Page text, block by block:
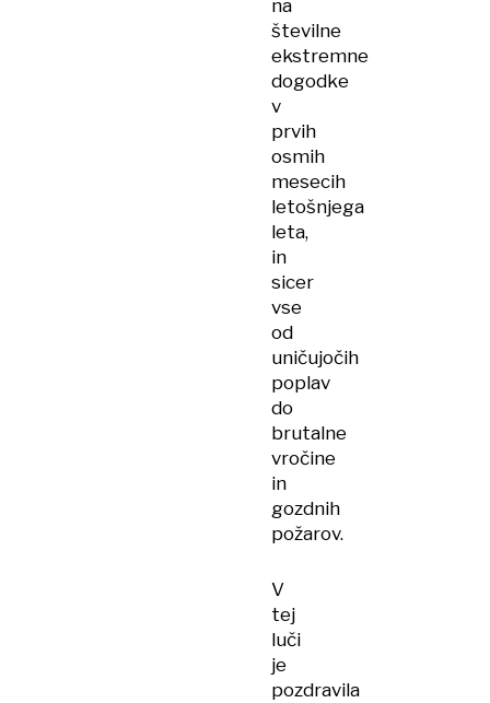
na
številne
ekstremne
dogodke
v
prvih
osmih
mesecih
letošnjega
leta,
in
sicer
vse
od
uničujočih
poplav
do
brutalne
vročine
in
gozdnih
požarov.
V
tej
luči
je
pozdravila